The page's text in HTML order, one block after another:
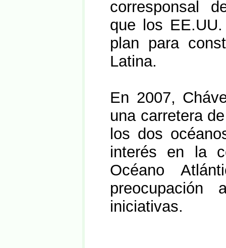
corresponsal
que los
plan para
Latina.
En 2007,
una carretera
los dos
interés en la
Océano
iniciativas.